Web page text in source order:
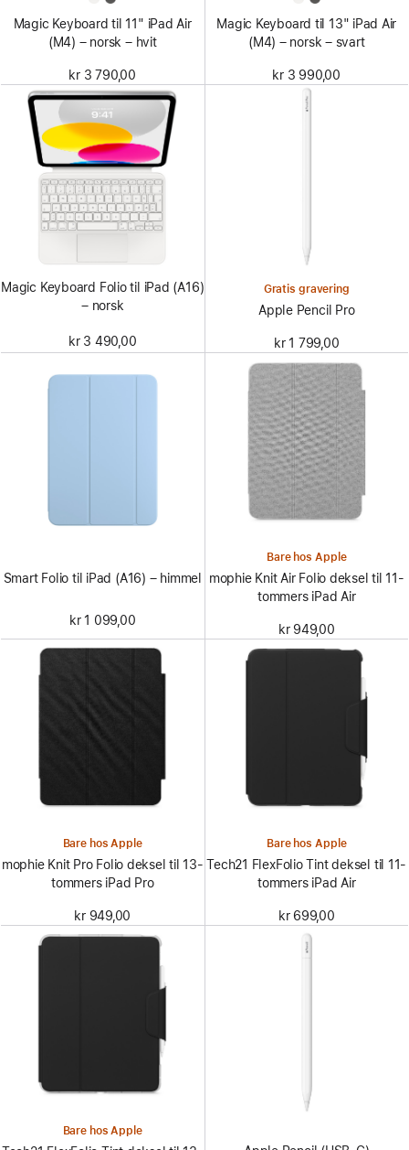
Magic Keyboard til 11" iPad Air
(M4) – norsk – hvit
kr 3 790,00
Magic Keyboard til 13" iPad Air
(M4) – norsk – svart
kr 3 990,00
Magic Keyboard Folio til iPad (A16)
– norsk
kr 3 490,00
Gratis gravering
Apple Pencil Pro
kr 1 799,00
Smart Folio til iPad (A16) – himmel
kr 1 099,00
Bare hos Apple
mophie Knit Air Folio deksel til 11-
tommers iPad Air
kr 949,00
Bare hos Apple
mophie Knit Pro Folio deksel til 13-
tommers iPad Pro
kr 949,00
Bare hos Apple
Tech21 FlexFolio Tint deksel til 11-
tommers iPad Air
kr 699,00
Bare hos Apple